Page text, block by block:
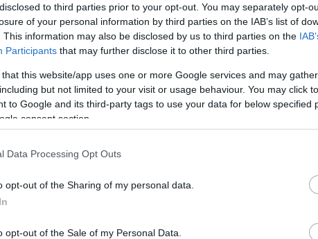
to third parties prior to your opt-out. You may separately opt-
of your personal information by third parties on the IAB’s list of
This information may also be disclosed by us to third parties on the
Participants that may further disclose it to other third parties.
that this website/app uses one or more Google services and may
but not limited to your visit or usage behaviour. You may click
to Google and its third-party tags to use your data for below specified
consent section.
Data Processing Opt Outs
opt-out of the Sharing of my personal data.
opt-out of the Sale of my Personal Data.